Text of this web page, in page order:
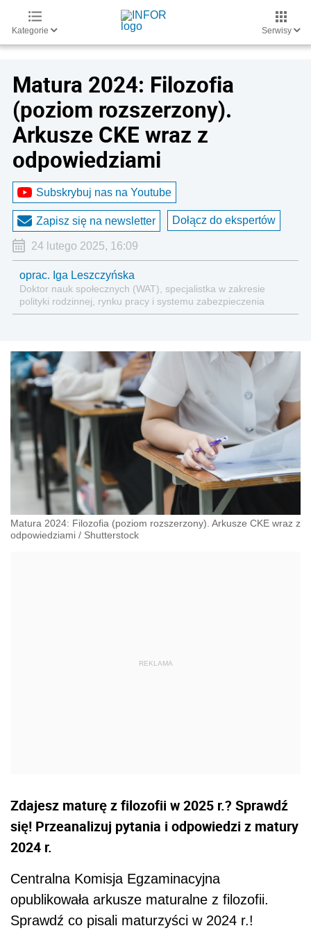
Kategorie Serwisy
Matura 2024: Filozofia
(poziom rozszerzony).
Arkusze CKE wraz z
odpowiedziami
Subskrybuj nas na Youtube
Zapisz się na newsletter Dołącz do ekspertów
24 lutego 2025, 16:09
oprac. Iga Leszczyńska
Doktor nauk społecznych (WAT), specjalistka w zakresie
polityki rodzinnej, rynku pracy i systemu zabezpieczenia
społecznego.
Matura 2024: Filozofia (poziom rozszerzony). Arkusze CKE wraz z
odpowiedziami / Shutterstock
Zdajesz maturę z filozofii w 2025 r.? Sprawdź
się! Przeanalizuj pytania i odpowiedzi z matury
2024 r.
Centralna Komisja Egzaminacyjna
opublikowała arkusze maturalne z filozofii.
Sprawdź co pisali maturzyści w 2024 r.!